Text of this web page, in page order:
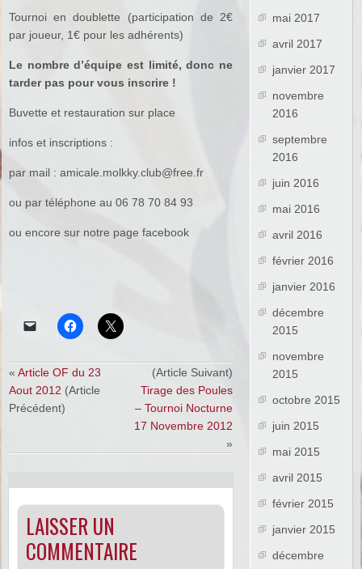
Tournoi en doublette (participation de 2€
par joueur, 1€ pour les adhérents)
Le nombre d’équipe est limité, donc ne
tarder pas pour vous inscrire !
Buvette et restauration sur place
infos et inscriptions :
par mail : amicale.molkky.club@free.fr
ou par téléphone au 06 78 70 84 93
ou encore sur notre page facebook
«Article OF du 23
Aout 2012 (Article
Précédent)
(Article Suivant)
Tirage des Poules
– Tournoi Nocturne
17 Novembre 2012
»
LAISSER UN
COMMENTAIRE
mai 2017
avril 2017
janvier 2017
novembre
2016
septembre
2016
juin 2016
mai 2016
avril 2016
février 2016
janvier 2016
décembre
2015
novembre
2015
octobre 2015
juin 2015
mai 2015
avril 2015
février 2015
janvier 2015
décembre